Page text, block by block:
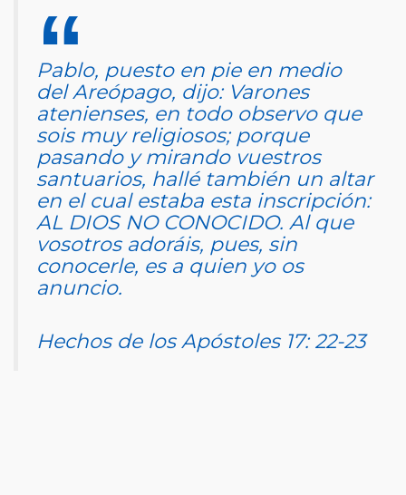
Pablo, puesto en pie en medio
del Areópago, dijo: Varones
atenienses, en todo observo que
sois muy religiosos; porque
pasando y mirando vuestros
santuarios, hallé también un altar
en el cual estaba esta inscripción:
AL DIOS NO CONOCIDO. Al que
vosotros adoráis, pues, sin
conocerle, es a quien yo os
anuncio.
Hechos de los Apóstoles 17: 22-23